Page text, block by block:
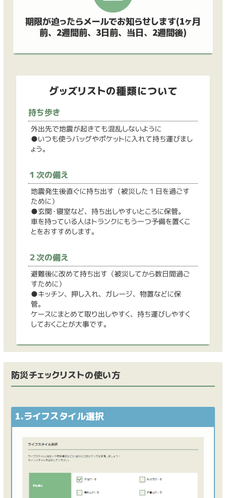
期限が迫ったらメールでお知らせします(1ヶ月
前、2週間前、3日前、当日、2週間後)
グッズリストの種類について
持ち歩き
外出先で地震が起きても混乱しないように
●いつも使うバッグやポケットに入れて持ち運びまし
ょう。
１次の備え
地震発生後直ぐに持ち出す（被災した１日を過ごす
ために）
●玄関・寝室など、持ち出しやすいところに保管。
車を持っている人はトランクにもう一つ予備を置くこ
とをおすすめします。
２次の備え
避難後に改めて持ち出す（被災してから数日間過ご
すために）
●キッチン、押し入れ、ガレージ、物置などに保
管。
ケースにまとめて取り出しやすく、持ち運びしやすく
しておくことが大事です。
防災チェックリストの使い方
1.ライフスタイル選択